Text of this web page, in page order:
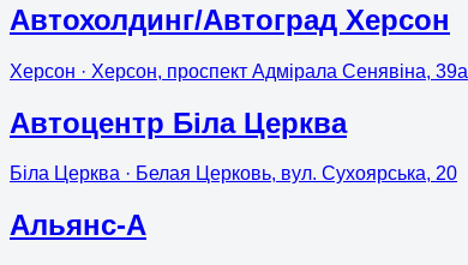
Автохолдинг/Автоград Херсон
Херсон · Херсон, проспект Адмірала Сенявіна, 39а
Автоцентр Біла Церква
Біла Церква · Белая Церковь, вул. Сухоярська, 20
Альянс-А